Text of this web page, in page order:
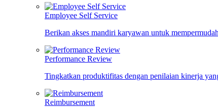
Employee Self Service
Berikan akses mandiri karyawan untuk
Performance Review
Tingkatkan produktifitas dengan penilaian kinerja
Reimbursement